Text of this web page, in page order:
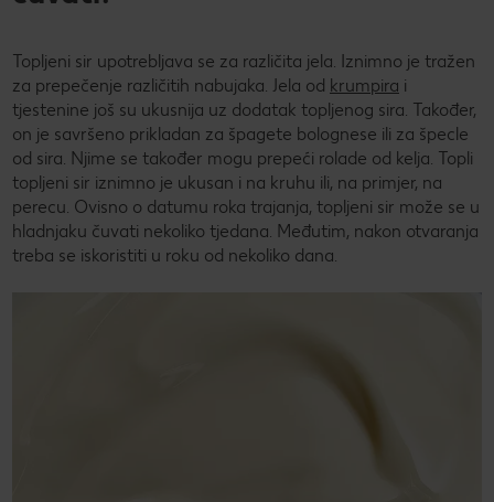
Topljeni sir upotrebljava se za različita jela. Iznimno je tražen
za prepečenje različitih nabujaka. Jela od krumpira i
tjestenine još su ukusnija uz dodatak topljenog sira. Također,
on je savršeno prikladan za špagete bolognese ili za špecle
od sira. Njime se također mogu prepeći rolade od kelja. Topli
topljeni sir iznimno je ukusan i na kruhu ili, na primjer, na
perecu. Ovisno o datumu roka trajanja, topljeni sir može se u
hladnjaku čuvati nekoliko tjedana. Međutim, nakon otvaranja
treba se iskoristiti u roku od nekoliko dana.